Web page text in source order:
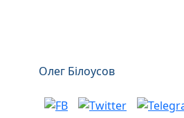
Олег Білоусов